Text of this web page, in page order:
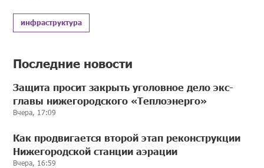
инфраструктура
Последние новости
Защита просит закрыть уголовное дело экс-
главы нижегородского «Теплоэнерго»
Вчера, 17:09
Как продвигается второй этап реконструкции
Нижегородской станции аэрации
Вчера, 16:59